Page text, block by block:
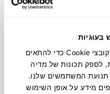
בעוגיות
אנחנו משתמשים בקובצי Cookie כדי להתאים
לספק תכונות של מדיה
המשתמשים שלנו.
מידע על אופן השימוש
₪
₪ 3,345
17%
הנחה